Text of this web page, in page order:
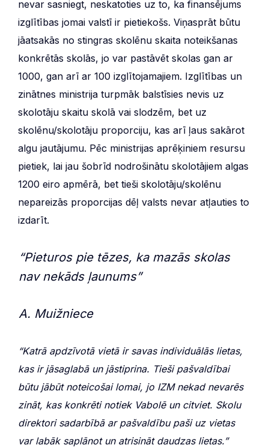
nevar sasniegt, neskatoties uz to, ka finansējums
izglītības jomai valstī ir pietiekošs. Viņasprāt būtu
jāatsakās no stingras skolēnu skaita noteikšanas
konkrētās skolās, jo var pastāvēt skolas gan ar
1000, gan arī ar 100 izglītojamajiem. Izglītības un
zinātnes ministrija turpmāk balstīsies nevis uz
skolotāju skaitu skolā vai slodzēm, bet uz
skolēnu/skolotāju proporciju, kas arī ļaus sakārot
algu jautājumu. Pēc ministrijas aprēķiniem resursu
pietiek, lai jau šobrīd nodrošinātu skolotājiem algas
1200 eiro apmērā, bet tieši skolotāju/skolēnu
nepareizās proporcijas dēļ valsts nevar atļauties to
izdarīt.
“Pieturos pie tēzes, ka mazās skolas
nav nekāds ļaunums”
A. Muižniece
“Katrā apdzīvotā vietā ir savas individuālās lietas,
kas ir jāsaglabā un jāstiprina. Tieši pašvaldībai
būtu jābūt noteicošai lomai, jo IZM nekad nevarēs
zināt, kas konkrēti notiek Vabolē un citviet. Skolu
direktori sadarbībā ar pašvaldību paši uz vietas
var labāk saplānot un atrisināt daudzas lietas.”